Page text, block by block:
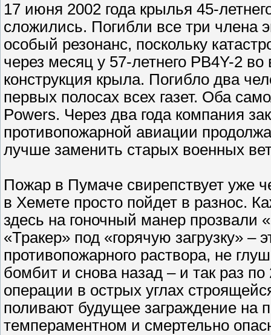
17 июня 2002 года крылья 45-
сложились. Погибли все три члена
особый резонанс, поскольку
через месяц у 57-летнего PB4Y-2
конструкция крыла. Погибло два
первых полосах всех газет. Оба
Powers. Через два года компания
противопожарной авиации
лучше заменить старых военных
Пожар в Пумаче свирепствует уже
в Хемете просто пойдет в разнос.
здесь на гоночный манер прозвали
«Тракер» под «горячую загрузку»
противопожарного раствора, не
бомбит и снова назад – и так раз
операции в острых углах
поливают будущее заграждение на
темпераментном и смертельно